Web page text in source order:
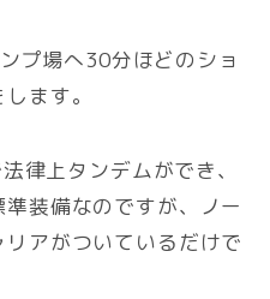
プ場へ30分ほどのショ
ます。
律上タンデムができ、
装備なのですが、ノー
アがついているだけで